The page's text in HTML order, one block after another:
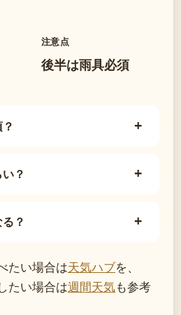
注意点
後半は雨具必須
？
？
たい場合は天気ハブを、
たい場合は週間天気も参考